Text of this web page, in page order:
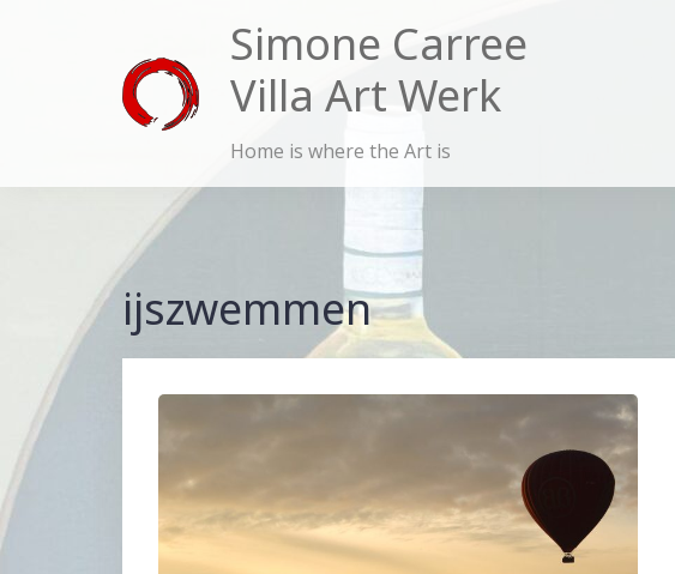
Simone Carree
Villa Art Werk
Home is where the Art is
ijszwemmen